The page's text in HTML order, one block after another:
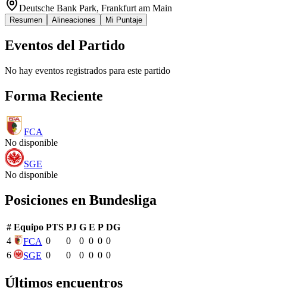
Deutsche Bank Park, Frankfurt am Main
Resumen Alineaciones Mi Puntaje
Eventos del Partido
No hay eventos registrados para este partido
Forma Reciente
FCA
No disponible
SGE
No disponible
Posiciones en Bundesliga
# Equipo PTS PJ G E P DG
4
FCA 0 0 0 0 0 0
6
SGE 0 0 0 0 0 0
Últimos encuentros